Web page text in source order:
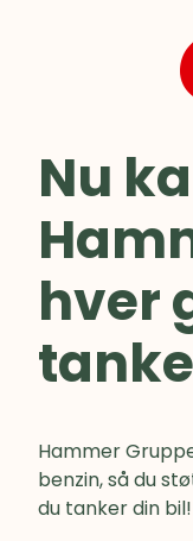
Nu
hver
Hammer
benzin, så du
du tanker din